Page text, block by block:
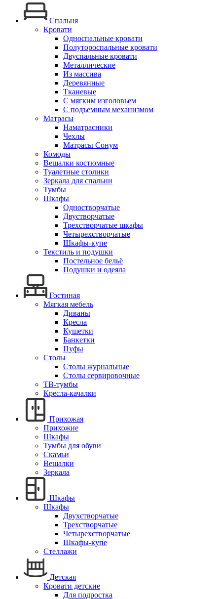
Спальня
Кровати
Односпальные кровати
Полутороспальные кровати
Двуспальные кровати
Металлические
Из массива
Деревянные
Тканевые
С мягким изголовьем
С подъемным механизмом
Матрасы
Наматрасники
Чехлы
Матрасы Сонум
Комоды
Вешалки костюмные
Туалетные столики
Зеркала для спальни
Тумбы
Шкафы
Одностворчатые
Двустворчатые
Трехстворчатые шкафы
Четырехстворчатые
Шкафы-купе
Текстиль и подушки
Постельное бельё
Подушки и одеяла
Гостиная
Мягкая мебель
Диваны
Кресла
Кушетки
Банкетки
Пуфы
Столы
Столы журнальные
Столы сервировочные
ТВ-тумбы
Кресла-качалки
Прихожая
Прихожие
Шкафы
Тумбы для обуви
Скамьи
Вешалки
Зеркала
Шкафы
Шкафы
Двухстворчатые
Трехстворчатые
Четырехстворчатые
Шкафы-купе
Стеллажи
Детская
Кровати детские
Для подростка